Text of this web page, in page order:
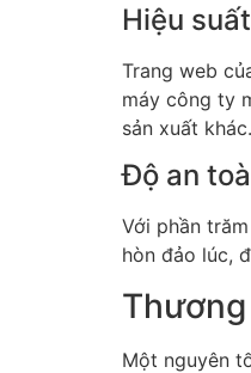
Hiệu
Trang web
máy công ty
sản xuất khác.
Độ an
Với phần
hòn đảo lúc,
Một nguyên